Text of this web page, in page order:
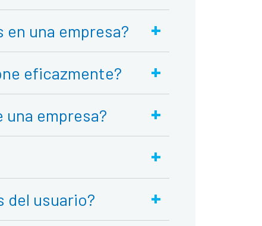
una empresa? +
eficazmente? +
empresa? +
+
del usuario? +